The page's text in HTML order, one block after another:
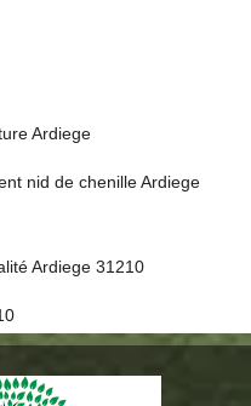
Ardiege
nid de chenille Ardiege
Ardiege 31210